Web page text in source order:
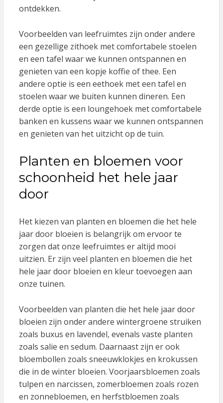
ontdekken.
Voorbeelden van leefruimtes zijn onder andere
een gezellige zithoek met comfortabele stoelen
en een tafel waar we kunnen ontspannen en
genieten van een kopje koffie of thee. Een
andere optie is een eethoek met een tafel en
stoelen waar we buiten kunnen dineren. Een
derde optie is een loungehoek met comfortabele
banken en kussens waar we kunnen ontspannen
en genieten van het uitzicht op de tuin.
Planten en bloemen voor
schoonheid het hele jaar
door
Het kiezen van planten en bloemen die het hele
jaar door bloeien is belangrijk om ervoor te
zorgen dat onze leefruimtes er altijd mooi
uitzien. Er zijn veel planten en bloemen die het
hele jaar door bloeien en kleur toevoegen aan
onze tuinen.
Voorbeelden van planten die het hele jaar door
bloeien zijn onder andere wintergroene struiken
zoals buxus en lavendel, evenals vaste planten
zoals salie en sedum. Daarnaast zijn er ook
bloembollen zoals sneeuwklokjes en krokussen
die in de winter bloeien. Voorjaarsbloemen zoals
tulpen en narcissen, zomerbloemen zoals rozen
en zonnebloemen, en herfstbloemen zoals